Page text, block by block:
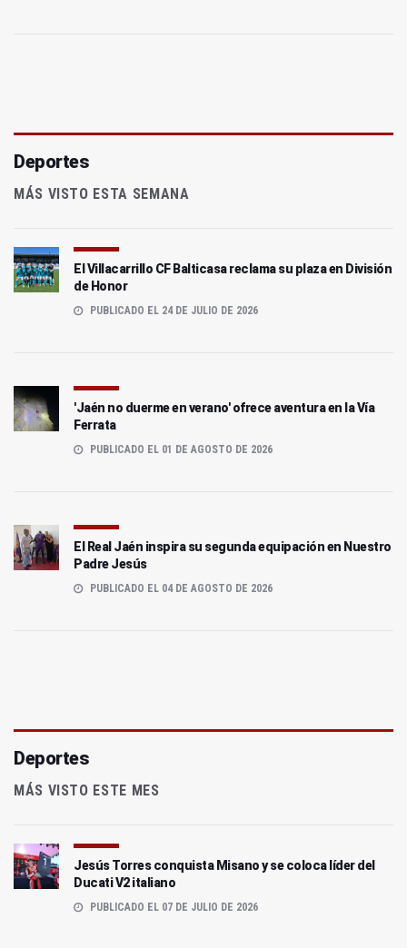
Deportes
MÁS VISTO ESTA SEMANA
El Villacarrillo CF Balticasa reclama su plaza en División
de Honor
PUBLICADO EL 24 DE JULIO DE 2026
'Jaén no duerme en verano' ofrece aventura en la Vía
Ferrata
PUBLICADO EL 01 DE AGOSTO DE 2026
El Real Jaén inspira su segunda equipación en Nuestro
Padre Jesús
PUBLICADO EL 04 DE AGOSTO DE 2026
Deportes
MÁS VISTO ESTE MES
Jesús Torres conquista Misano y se coloca líder del
Ducati V2 italiano
PUBLICADO EL 07 DE JULIO DE 2026